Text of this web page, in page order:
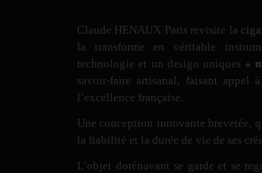
Claude HENAUX Paris revisite la
la transforme en véritable
technologie et un design uniques «
savoir-faire artisanal, faisant appel
l’excellence française.
Une conception innovante brevetée,
la fiabilité et la durée de vie de ses
L’objet dorénavant se garde et se